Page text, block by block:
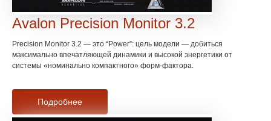
Avalon Precision Monitor 3.2
Precision Monitor 3.2 — это “Power”: цель модели — добиться
максимально впечатляющей динамики и высокой энергетики от
системы «номинально компактного» форм-фактора.
Подробнее